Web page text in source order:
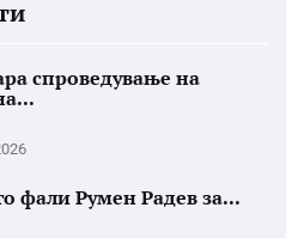
спроведување на
фали Румен Радев за...